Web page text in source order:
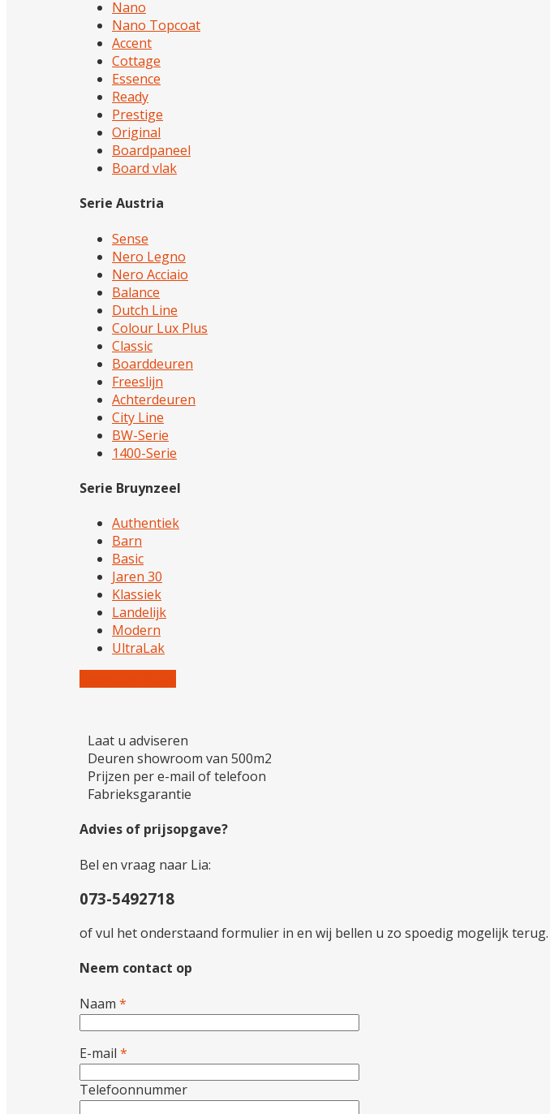
Nano
Nano Topcoat
Accent
Cottage
Essence
Ready
Prestige
Original
Boardpaneel
Board vlak
Serie Austria
Sense
Nero Legno
Nero Acciaio
Balance
Dutch Line
Colour Lux Plus
Classic
Boarddeuren
Freeslijn
Achterdeuren
City Line
BW-Serie
1400-Serie
Serie Bruynzeel
Authentiek
Barn
Basic
Jaren 30
Klassiek
Landelijk
Modern
UltraLak
Laat u adviseren
Deuren showroom van 500m2
Prijzen per e-mail of telefoon
Fabrieksgarantie
Advies of prijsopgave?
Bel en vraag naar Lia:
073-5492718
of vul het onderstaand formulier in en wij bellen u zo spoedig mogelijk terug.
Neem contact op
Naam *
E-mail *
Telefoonnummer